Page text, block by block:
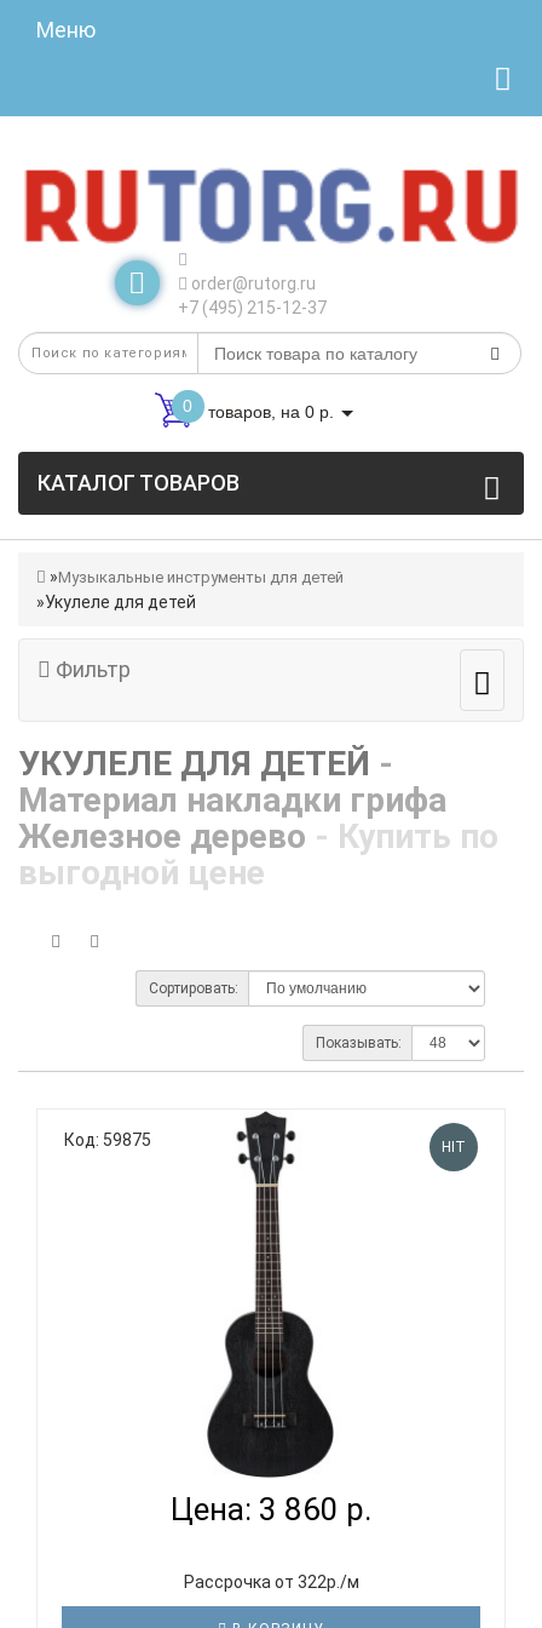
Меню
order@rutorg.ru
+7 (495) 215-12-37
0 товаров, на 0 р.
КАТАЛОГ ТОВАРОВ
Музыкальные инструменты для детей
Укулеле для детей
Фильтр
УКУЛЕЛЕ ДЛЯ ДЕТЕЙ -
Материал накладки грифа
Железное дерево - Купить по
выгодной цене
Сортировать:
Показывать:
Код: 59875 HIT
VESTON UKULELE KUC100 BK - УКУЛЕЛЕ КОНЦЕРТ...
Цена: 3 860 р.
Рассрочка от 322р./м